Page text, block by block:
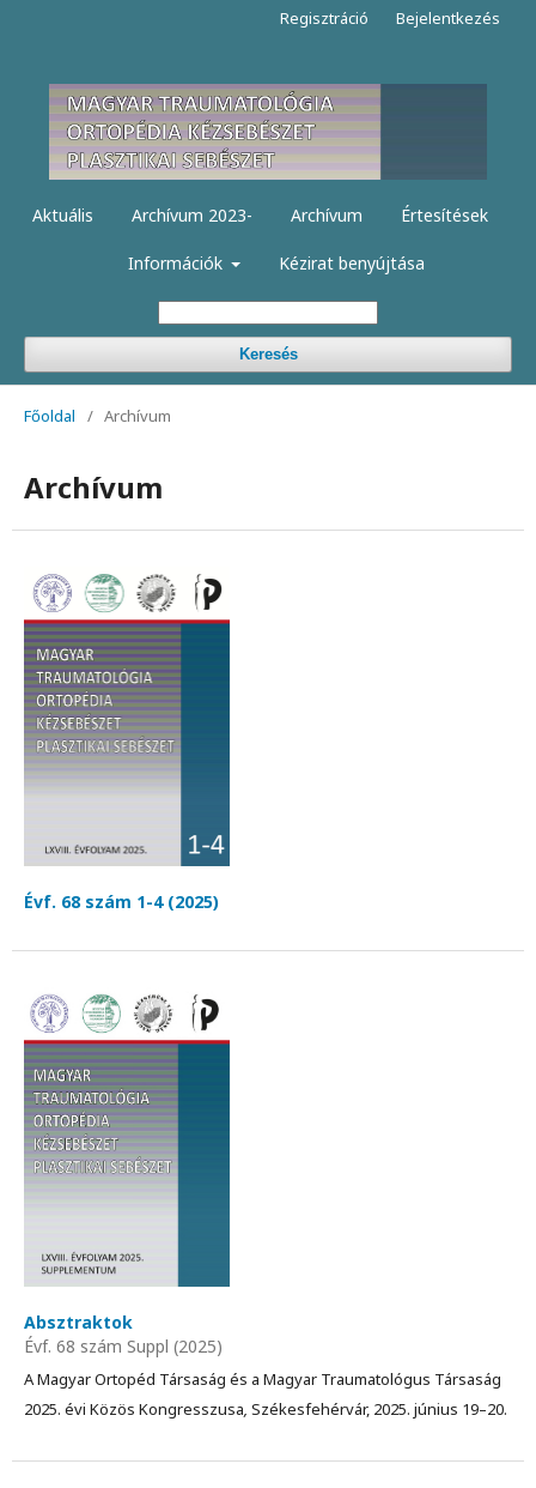
Aktuális Archívum 2023- Archívum Értesítések
Információk Kézirat benyújtása
Keresés
Regisztráció Bejelentkezés
Főoldal / Archívum
Archívum
Évf. 68 szám 1-4 (2025)
Absztraktok
Évf. 68 szám Suppl (2025)
A Magyar Ortopéd Társaság és a Magyar Traumatológus Társaság
2025. évi Közös Kongresszusa, Székesfehérvár, 2025. június 19–20.